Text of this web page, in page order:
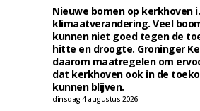
Nieuwe bomen op kerkhoven
klimaatverandering. Veel
kunnen niet goed tegen de
hitte en droogte. Groninger
daarom maatregelen om
dat kerkhoven ook in de
kunnen blijven.
dinsdag 4 augustus 2026